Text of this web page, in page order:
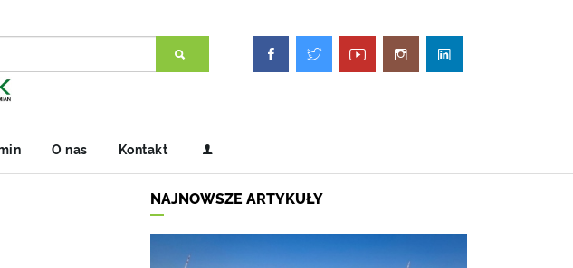
O nas Kontakt
NAJNOWSZE ARTYKUŁY